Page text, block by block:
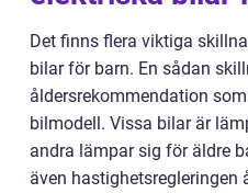
Det finns flera viktiga
bilar för barn. En sådan
åldersrekommendation
bilmodell. Vissa bilar är
andra lämpar sig för äldre
även hastighetsregleringen